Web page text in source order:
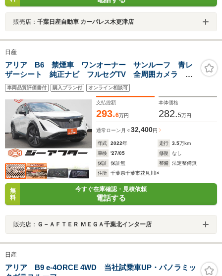
販売店： 千葉日産自動車 カーパレス木更津店
日産
アリア B6 禁煙車 ワンオーナー サンルーフ 青レ
ザーシート 純正ナビ フルセグTV 全周囲カメラ ア
ダプティブクルーズコントロール自動駐車システム レ
ーンアシスト パワーシート ETC2.0
車両品質評価書付 購入プラン付 オンライン相談可
支払総額
293.6万円
本体価格
282.5万円
通常ローン 月々32,400円
年式 2022年 走行 3.5万km
車検
'27/05 修復
なし
保証
保証無 整備
法定整備無
住所
千葉県千葉市花見川区
無
料
今すぐ在庫確認・見積依頼
電話する
販売店： Ｇ－ＡＦＴＥＲ ＭＥＧＡ千葉北インター店
日産
アリア B9 e-4ORCE 4WD 当社試乗車UP・パノラミッ